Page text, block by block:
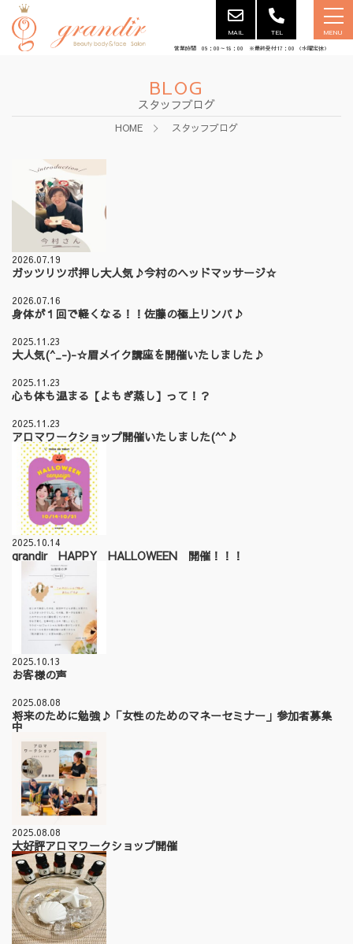
MAIL TEL MENU
営業時間 09：00～18：00 ※最終受付17：00 （水曜定休）
BLOG
スタッフブログ
HOME スタッフブログ
2026.07.19
ガッツリツボ押し大人気♪今村のヘッドマッサージ☆
2026.07.16
身体が１回で軽くなる！！佐藤の極上リンパ♪
2025.11.23
大人気(^_-)-☆眉メイク講座を開催いたしました♪
2025.11.23
心も体も温まる【よもぎ蒸し】って！？
2025.11.23
アロマワークショップ開催いたしました(^^♪
2025.10.14
grandir HAPPY HALLOWEEN 開催！！！
2025.10.13
お客様の声
2025.08.08
将来のために勉強♪「女性のためのマネーセミナー」参加者募集
中
2025.08.08
大好評アロマワークショップ開催